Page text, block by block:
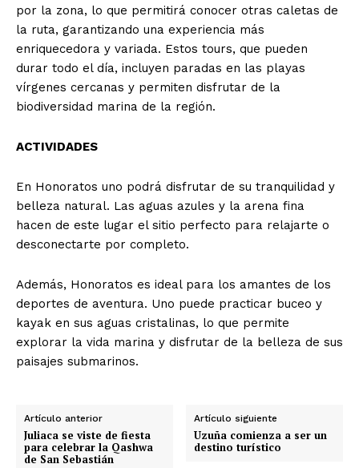
por la zona, lo que permitirá conocer otras caletas de
la ruta, garantizando una experiencia más
enriquecedora y variada. Estos tours, que pueden
durar todo el día, incluyen paradas en las playas
vírgenes cercanas y permiten disfrutar de la
biodiversidad marina de la región.
ACTIVIDADES
En Honoratos uno podrá disfrutar de su tranquilidad y
belleza natural. Las aguas azules y la arena fina
hacen de este lugar el sitio perfecto para relajarte o
desconectarte por completo.
Además, Honoratos es ideal para los amantes de los
deportes de aventura. Uno puede practicar buceo y
kayak en sus aguas cristalinas, lo que permite
explorar la vida marina y disfrutar de la belleza de sus
paisajes submarinos.
Artículo anterior
Juliaca se viste de fiesta
para celebrar la Qashwa
de San Sebastián
Artículo siguiente
Uzuña comienza a ser un
destino turístico